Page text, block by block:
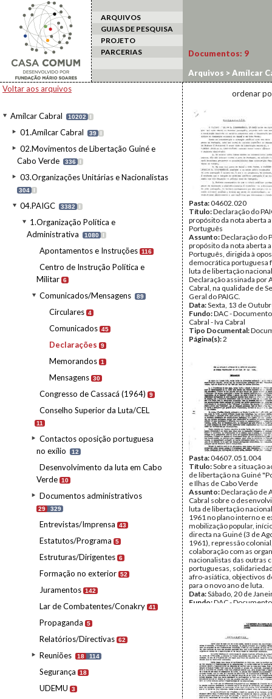
ARQUIVOS
GUIAS DE PESQUISA
PROJETO
PARCERIAS
Voltar aos arquivos
Amílcar Cabral 10202 I
01.Amílcar Cabral 39 I
02.Movimentos de Libertação Guiné e
Cabo Verde
336 I
03.Organizações Unitárias e Nacionalistas
304 I
04.PAIGC 3382 I
1.Organização Política e
Administrativa
1080 I
Apontamentos e Instruções 116
Centro de Instrução Política e
Militar 6
Comunicados/Mensagens 89
Circulares 4
Comunicados 45
Declarações 9
Memorandos 1
Mensagens 30
Congresso de Cassacá (1964) 9
Conselho Superior da Luta/CEL
11
Contactos oposição portuguesa
no exílio
12
Desenvolvimento da luta em Cabo
Verde 10
Documentos administrativos
29 329
Entrevistas/Imprensa 43
Estatutos/Programa 5
Estruturas/Dirigentes 6
Formação no exterior 52
Juramentos 142
Lar de Combatentes/Conakry 41
Propaganda 5
Relatórios/Directivas 62
Reuniões 18 114
Segurança 18
UDEMU 3
Documentos: 9
Arquivos >Amílcar
Comunicados/
ordenar
Pasta:04602.020
Título:Declaração do
propósito da nota aberta
Português
Assunto:Declaração do
propósito da nota aberta
Português, dirigida à
democrática portuguesa
luta de libertação
Declaração assinada por
Cabral, na qualidade de
Geral do PAIGC.
Data:Sexta, 13 de
Fundo:DAC -
Cabral - Iva Cabral
Tipo Documental:
Página(s):2
Pasta:04607.051.004
Título:Sobre a situação
de libertação na Guiné
e Ilhas de Cabo Verde
Assunto:Declaração de
Cabral sobre o
luta de libertação
1961 no plano interno e
mobilização popular,
directa na Guiné (3 de
1961), repressão
colaboração com as
nacionalistas das outras
portuguesas,
afro-asiática, objectivos
para o novo ano de luta.
Data:Sábado, 20 de
Fundo:DAC -